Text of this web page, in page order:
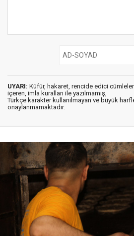
UYARI: Küfür, hakaret, rencide edici cümleler
içeren, imla kuralları ile yazılmamış,
Türkçe karakter kullanılmayan ve büyük
onaylanmamaktadır.